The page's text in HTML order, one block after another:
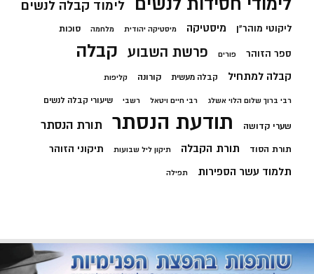
לימוד קבלה לנשים
ליקוטי מוהר"ן מיסטיקה מיסטיקה יהודית מלחמה סוכות
ספר הזוהר פורים פרשת השבוע קבלה
קבלה למתחיל קבלה מעשית קורונה קליפות
רבי ברוך שלום הלוי אשלג רבי חיים ויטאל רשבי שיעורי קבלה לנשים
שערי קדושה תודעת הנסתר תורת הנסתר
תורת הסוד תורת הקבלה תיקון ליל שבועות תיקוני הזוהר
תלמוד עשר הספירות תפילה